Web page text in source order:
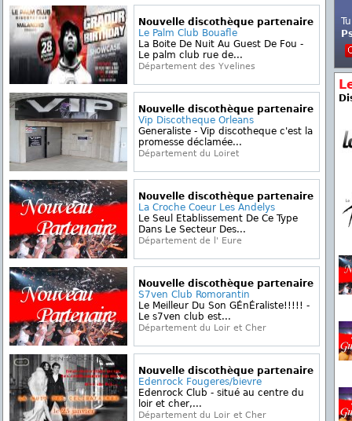
Nouvelle discothèque partenaire
Le Palm Club Bouafle
La Boite De Nuit Au Guest De Fou -
Le palm club rue de...
Département des Yvelines
Nouvelle discothèque partenaire
Vip Discotheque Orleans
Generaliste - Vip discotheque c'est la
promesse déclamée...
Département du Loiret
Nouvelle discothèque partenaire
La Croche Coeur Les Andelys
Le Seul Etablissement De Ce Type
Dans Le Secteur Des...
Département de l' Eure
Nouvelle discothèque partenaire
S7ven Club Romorantin
Le Meilleur Du Son GÉnÉraliste!!!!! -
Le s7ven club est...
Département du Loir et Cher
Nouvelle discothèque partenaire
Edenrock Fougeres/bievre
Edenrock Club - situé au centre du
loir et cher,...
Département du Loir et Cher